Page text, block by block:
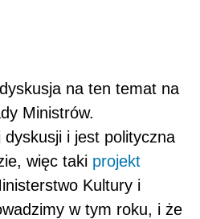
na ten temat na
Ministrów.
dyskusji i jest polityczna
więc taki projekt
Kultury i
w tym roku, i że